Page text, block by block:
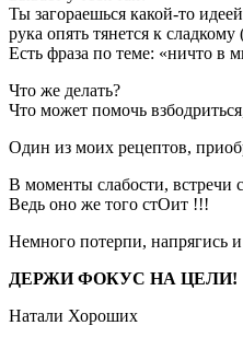
Ты загораешься какой-то
рука опять тянется к
Есть фраза по теме: «ничто в
Что же делать?
Что может помочь
Один из моих рецептов,
В моменты слабости,
Ведь оно же того стОит !!!
Немного потерпи, напрягись
ДЕРЖИ ФОКУС НА ЦЕЛИ!
Натали Хороших